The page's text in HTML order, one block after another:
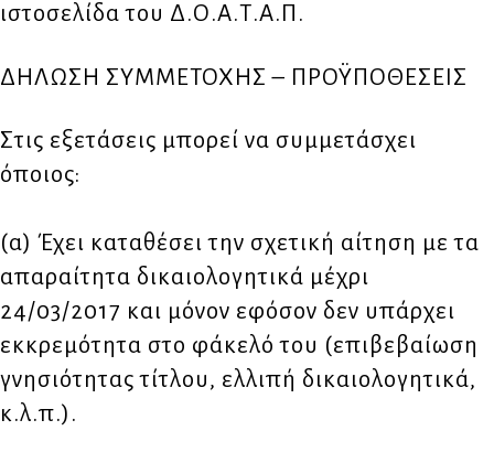
ιστοσελίδα του Δ.Ο.Α.Τ.Α.Π.
ΔΗΛΩΣΗ ΣΥΜΜΕΤΟΧΗΣ – ΠΡΟΫΠΟΘΕΣΕΙΣ
Στις εξετάσεις μπορεί να συμμετάσχει
όποιος:
(α) Έχει καταθέσει την σχετική αίτηση με τα
απαραίτητα δικαιολογητικά μέχρι
24/03/2017 και μόνον εφόσον δεν υπάρχει
εκκρεμότητα στο φάκελό του (επιβεβαίωση
γνησιότητας τίτλου, ελλιπή δικαιολογητικά,
κ.λ.π.).